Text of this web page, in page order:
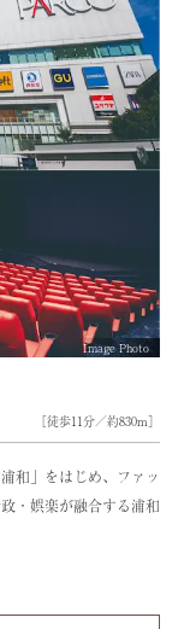
［徒歩11分／約830m］
和」をはじめ、ファッ
・娯楽が融合する浦和
Image Photo